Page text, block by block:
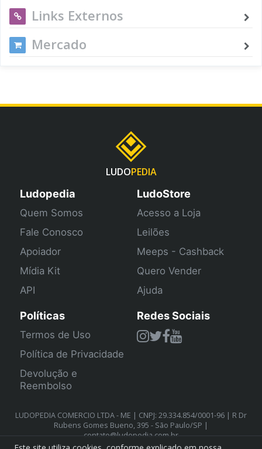
Links Externos
Mercado
LUDOPEDIA
Ludopedia
Quem Somos
Fale Conosco
Apoiador
Mídia Kit
API
LudoStore
Acesso a Loja
Leilões
Meeps - Cashback
Quero Vender
Ajuda
Políticas
Termos de Uso
Política de Privacidade
Devolução e
Reembolso
Redes Sociais
LUDOPEDIA COMERCIO LTDA - ME | CNPJ: 29.334.854/0001-96 | R Dr
Rubens Gomes Bueno, 395 - São Paulo/SP |
contato@ludopedia.com.br